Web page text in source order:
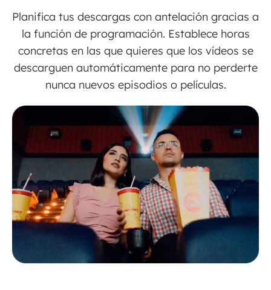
Planifica tus descargas con antelación gracias a
la función de programación. Establece horas
concretas en las que quieres que los vídeos se
descarguen automáticamente para no perderte
nunca nuevos episodios o películas.